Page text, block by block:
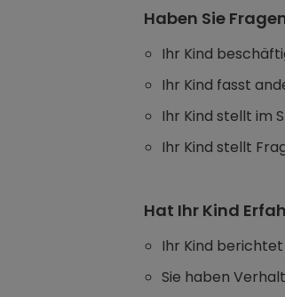
Haben Sie
Ihr Kind
Ihr Kind fasst
Ihr Kind stellt im
Ihr Kind stellt
Hat Ihr Kind
Ihr Kind berichtet
Sie haben